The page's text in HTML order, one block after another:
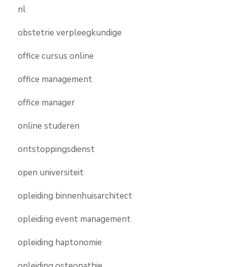
nl
obstetrie verpleegkundige
office cursus online
office management
office manager
online studeren
ontstoppingsdienst
open universiteit
opleiding binnenhuisarchitect
opleiding event management
opleiding haptonomie